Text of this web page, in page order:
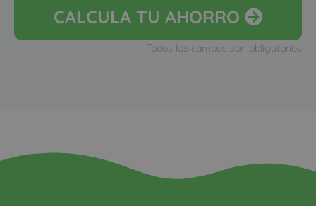
CALCULA TU AHORRO
Todos los campos son obligatorios